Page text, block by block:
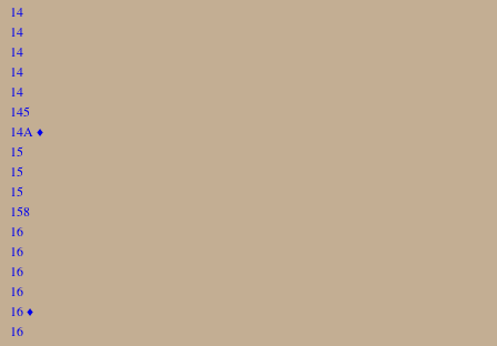
14
14
14
14
14
145
14A ♦
15
15
15
158
16
16
16
16
16♦
16